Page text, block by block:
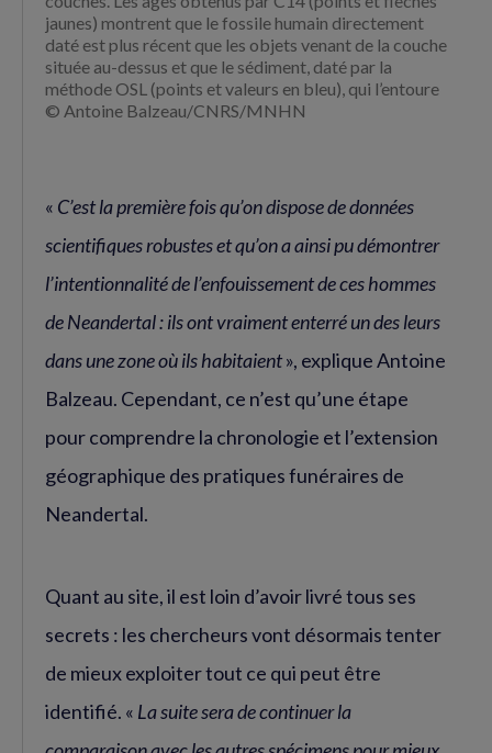
jaunes) montrent que le fossile humain directement
daté est plus récent que les objets venant de la couche
située au-dessus et que le sédiment, daté par la
méthode OSL (points et valeurs en bleu), qui l’entoure
© Antoine Balzeau/CNRS/MNHN
« C’est la première fois qu’on dispose de données
scientifiques robustes et qu’on a ainsi pu démontrer
l’intentionnalité de l’enfouissement de ces hommes
de Neandertal : ils ont vraiment enterré un des leurs
dans une zone où ils habitaient», explique Antoine
Balzeau. Cependant, ce n’est qu’une étape
pour comprendre la chronologie et l’extension
géographique des pratiques funéraires de
Neandertal.
Quant au site, il est loin d’avoir livré tous ses
secrets : les chercheurs vont désormais tenter
de mieux exploiter tout ce qui peut être
identifié. « La suite sera de continuer la